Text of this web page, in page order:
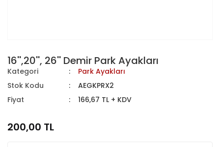
16'',20'', 26'' Demir Park Ayakları
Kategori
Park Ayakları
Stok Kodu
AEGKPRX2
Fiyat
166,67 TL + KDV
200,00 TL